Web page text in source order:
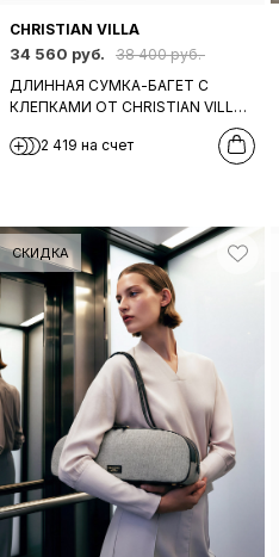
CHRISTIAN VILLA
34 560 руб.
38 400 руб.
ДЛИННАЯ СУМКА-БАГЕТ С
КЛЕПКАМИ ОТ CHRISTIAN VILLA
ЦВЕТА2 419 на счет
СКИДКА